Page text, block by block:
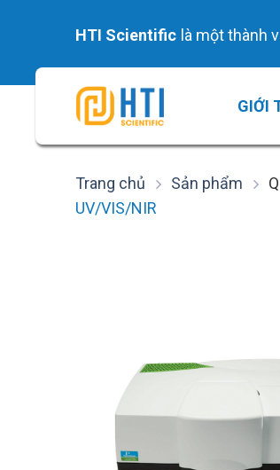
HTI Scientific là một thành
GIỚI
Trang chủ Sản phẩm
UV/VIS/NIR